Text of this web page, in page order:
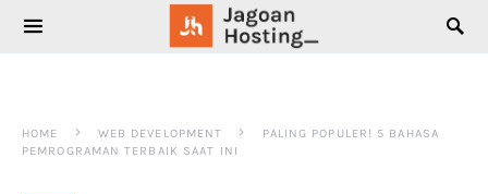
SEARCH FOR:
HOME WEB DEVELOPMENT
PALING POPULER! 5 BAHASA
PEMROGRAMAN TERBAIK SAAT INI